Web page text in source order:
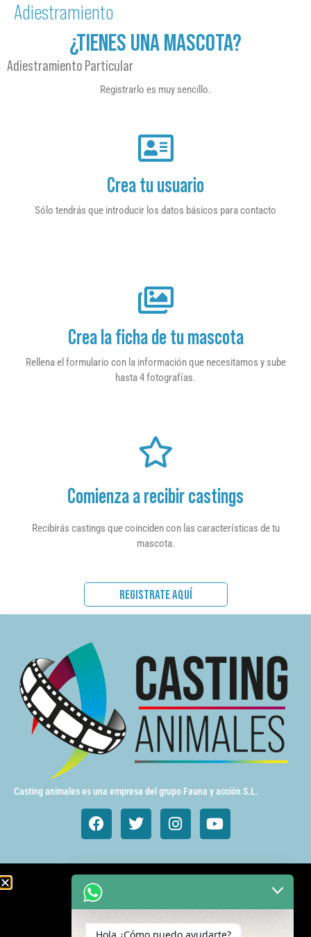
Adiestramiento
¿TIENES UNA MASCOTA?
Adiestramiento Particular
Registrarlo es muy sencillo.
Crea tu usuario
Sólo tendrás que introducir los datos básicos para contacto
Crea la ficha de tu mascota
Rellena el formulario con la información que necesitamos y sube
hasta 4 fotografías.
Comienza a recibir castings
Recibirás castings que coinciden con las características de tu
mascota.
REGISTRATE AQUÍ
Casting animales es una empresa del grupo Fauna y acción S.L.
Animales de cine y TV